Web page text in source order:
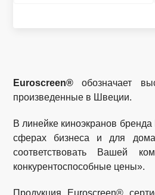
Euroscreen®обозначает
произведенные в Швеции.
В линейке киноэкранов
сферах бизнеса и для
соответствовать Вашей
конкурентоспособные цены».
Продукция Euroscreen®